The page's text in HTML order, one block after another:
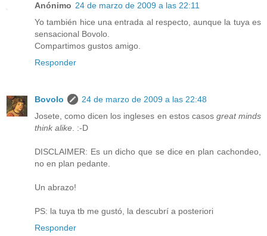
Anónimo 24 de marzo de 2009 a las 22:11
Yo también hice una entrada al respecto, aunque la tuya es
sensacional Bovolo.
Compartimos gustos amigo.
Responder
Bovolo
24 de marzo de 2009 a las 22:48
Josete, como dicen los ingleses en estos casos great minds
think alike . :-D
DISCLAIMER: Es un dicho que se dice en plan cachondeo,
no en plan pedante.
Un abrazo!
PS: la tuya tb me gustó, la descubrí a posteriori
Responder